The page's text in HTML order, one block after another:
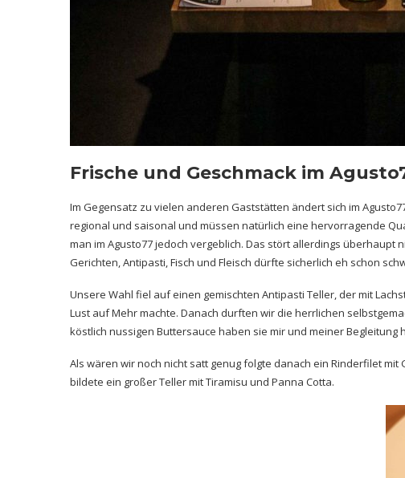
Frische und Geschmack im
Im Gegensatz zu vielen anderen Gaststätten ändert sich im
regional und saisonal und müssen natürlich eine hervorragende
man im Agusto77 jedoch vergeblich. Das stört allerdings überhaupt
Gerichten, Antipasti, Fisch und Fleisch dürfte sicherlich eh schon
Unsere Wahl fiel auf einen gemischten Antipasti Teller, der mit
Lust auf Mehr machte. Danach durften wir die herrlichen
köstlich nussigen Buttersauce haben sie mir und meiner Begleitung
Als wären wir noch nicht satt genug folgte danach ein Rinderfilet mit
bildete ein großer Teller mit Tiramisu und Panna Cotta.